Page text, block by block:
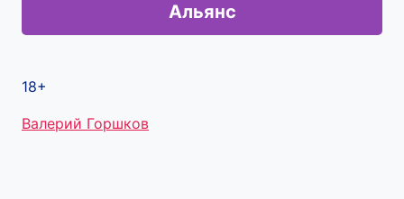
Альянс
18+
Метки
Валерий Горшков